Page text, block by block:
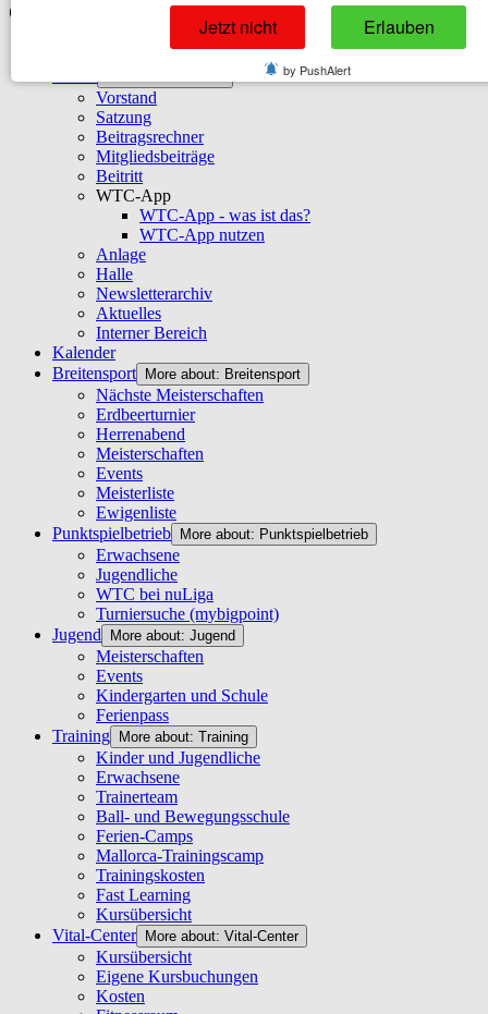
Offcanvas-Menü
Vorstand
Satzung
Beitragsrechner
Mitgliedsbeiträge
Beitritt
WTC-App
WTC-App - was ist das?
WTC-App nutzen
Anlage
Halle
Newsletterarchiv
Aktuelles
Interner Bereich
Kalender
Breitensport
More about: Breitensport
Nächste Meisterschaften
Erdbeerturnier
Herrenabend
Meisterschaften
Events
Meisterliste
Ewigenliste
Punktspielbetrieb
More about: Punktspielbetrieb
Erwachsene
Jugendliche
WTC bei nuLiga
Turniersuche (mybigpoint)
Jugend
More about: Jugend
Meisterschaften
Events
Kindergarten und Schule
Ferienpass
Training
More about: Training
Kinder und Jugendliche
Erwachsene
Trainerteam
Ball- und Bewegungsschule
Ferien-Camps
Mallorca-Trainingscamp
Trainingskosten
Fast Learning
Kursübersicht
Vital-Center
More about: Vital-Center
Kursübersicht
Eigene Kursbuchungen
Kosten
Jetzt nicht Erlauben
by PushAlert